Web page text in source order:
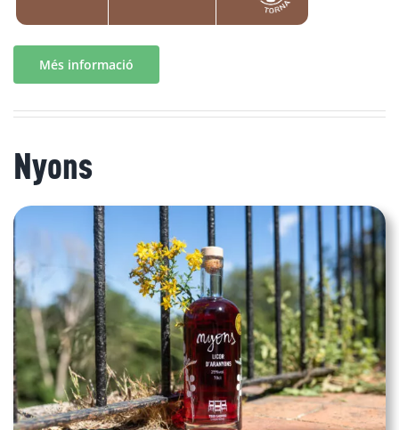
Més informació
Nyons